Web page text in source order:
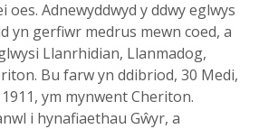
oes. Adnewyddwyd y ddwy eglwys
yn gerfiwr medrus mewn coed, a
Llanrhidian, Llanmadog,
Bu farw yn ddibriod, 30 Medi,
ym mynwent Cheriton.
i hynafiaethau Gŵyr, a